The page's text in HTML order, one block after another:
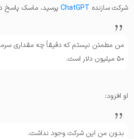
شرکت سازنده ChatGPT پرسید، ماسک پاسخ
من مطمئن نیستم که دقیقاً چه مقداری
۵۰ میلیون دلار است.
او افزود:
بدون من این شرکت وجود نداشت.